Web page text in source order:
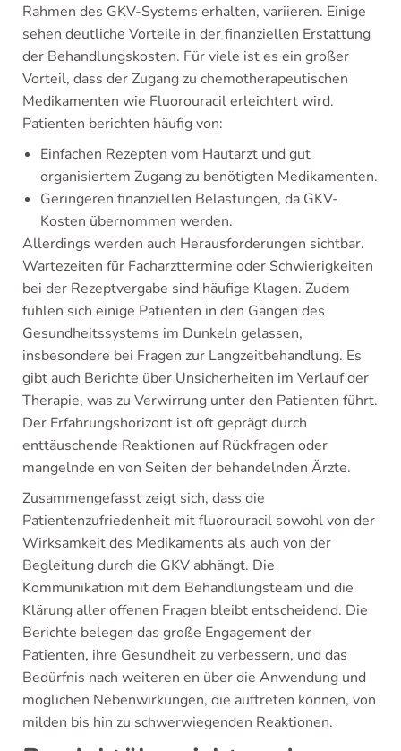
Rahmen des GKV-Systems erhalten, variieren. Einige
sehen deutliche Vorteile in der finanziellen Erstattung
der Behandlungskosten. Für viele ist es ein großer
Vorteil, dass der Zugang zu chemotherapeutischen
Medikamenten wie Fluorouracil erleichtert wird.
Patienten berichten häufig von:
Einfachen Rezepten vom Hautarzt und gut
organisiertem Zugang zu benötigten Medikamenten.
Geringeren finanziellen Belastungen, da GKV-
Kosten übernommen werden.
Allerdings werden auch Herausforderungen sichtbar.
Wartezeiten für Facharzttermine oder Schwierigkeiten
bei der Rezeptvergabe sind häufige Klagen. Zudem
fühlen sich einige Patienten in den Gängen des
Gesundheitssystems im Dunkeln gelassen,
insbesondere bei Fragen zur Langzeitbehandlung. Es
gibt auch Berichte über Unsicherheiten im Verlauf der
Therapie, was zu Verwirrung unter den Patienten führt.
Der Erfahrungshorizont ist oft geprägt durch
enttäuschende Reaktionen auf Rückfragen oder
mangelnde en von Seiten der behandelnden Ärzte.
Zusammengefasst zeigt sich, dass die
Patientenzufriedenheit mit fluorouracil sowohl von der
Wirksamkeit des Medikaments als auch von der
Begleitung durch die GKV abhängt. Die
Kommunikation mit dem Behandlungsteam und die
Klärung aller offenen Fragen bleibt entscheidend. Die
Berichte belegen das große Engagement der
Patienten, ihre Gesundheit zu verbessern, und das
Bedürfnis nach weiteren en über die Anwendung und
möglichen Nebenwirkungen, die auftreten können, von
milden bis hin zu schwerwiegenden Reaktionen.